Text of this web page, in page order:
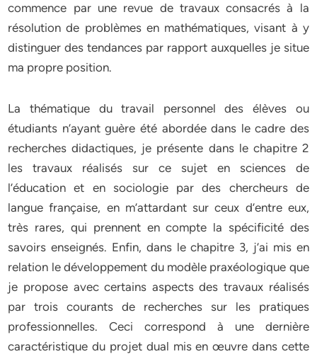
commence par une revue de travaux consacrés à la
résolution de problèmes en mathématiques, visant à y
distinguer des tendances par rapport auxquelles je situe
ma propre position.
La thématique du travail personnel des élèves ou
étudiants n’ayant guère été abordée dans le cadre des
recherches didactiques, je présente dans le chapitre 2
les travaux réalisés sur ce sujet en sciences de
l’éducation et en sociologie par des chercheurs de
langue française, en m’attardant sur ceux d’entre eux,
très rares, qui prennent en compte la spécificité des
savoirs enseignés. Enfin, dans le chapitre 3, j’ai mis en
relation le développement du modèle praxéologique que
je propose avec certains aspects des travaux réalisés
par trois courants de recherches sur les pratiques
professionnelles. Ceci correspond à une dernière
caractéristique du projet dual mis en œuvre dans cette